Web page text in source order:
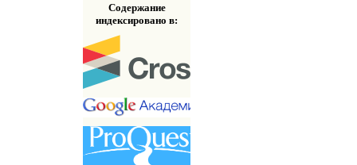
Содержание
индексировано в: